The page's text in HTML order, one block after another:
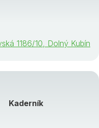
1186/10, Dolný Kubín
Kaderník